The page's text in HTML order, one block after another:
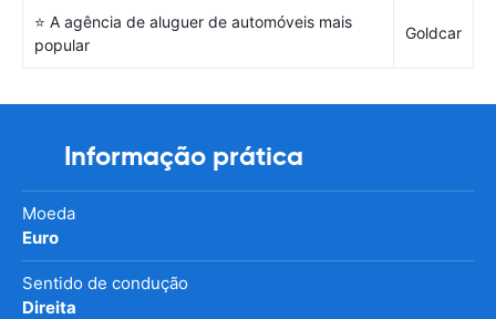
⭐ A agência de aluguer de automóveis mais
popular
Goldcar
Informação prática
Moeda
Euro
Sentido de condução
Direita